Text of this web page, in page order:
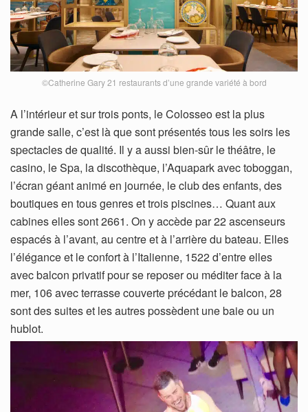
©Catherine Gary 21 restaurants d’une grande variété à bord
A l’intérieur et sur trois ponts, le Colosseo est la plus
grande salle, c’est là que sont présentés tous les soirs les
spectacles de qualité. Il y a aussi bien-sûr le théâtre, le
casino, le Spa, la discothèque, l’Aquapark avec toboggan,
l’écran géant animé en journée, le club des enfants, des
boutiques en tous genres et trois piscines… Quant aux
cabines elles sont 2661. On y accède par 22 ascenseurs
espacés à l’avant, au centre et à l’arrière du bateau. Elles
l’élégance et le confort à l’Italienne, 1522 d’entre elles
avec balcon privatif pour se reposer ou méditer face à la
mer, 106 avec terrasse couverte précédant le balcon, 28
sont des suites et les autres possèdent une baie ou un
hublot.